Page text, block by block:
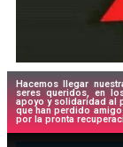
Hacemos llegar
seres queridos, en
apoyo y solidaridad al
que han perdido
por la pronta